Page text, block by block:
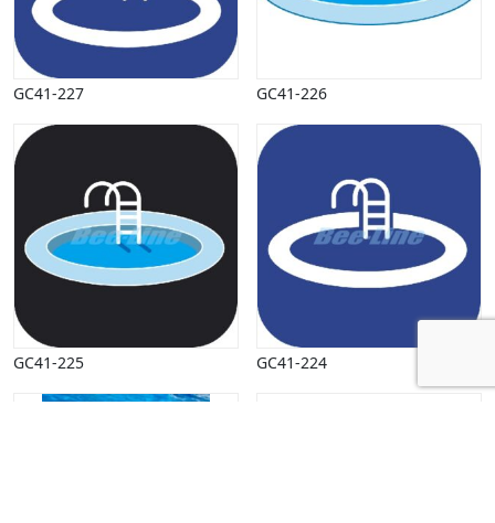
GC41-227 GC41-226
GC41-225 GC41-224